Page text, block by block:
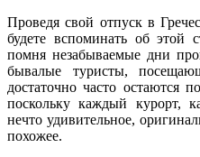
Проведя свой отпуск в
будете вспоминать об этой
помня незабываемые дни
бывалые туристы,
достаточно часто остаются
поскольку каждый курорт,
нечто удивительное,
похожее.